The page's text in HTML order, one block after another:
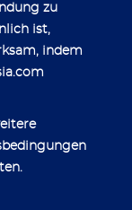
zu
ist,
indem